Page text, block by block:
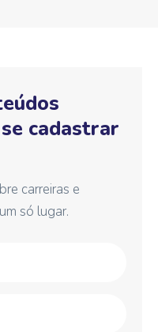
cadastrar
carreiras e
só lugar.